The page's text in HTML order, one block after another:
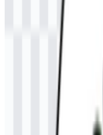
dokumen akademik,
berwarna membantu
sesuai tujuan dalam
Perkembangan
Sistem aset saat ini
PNG dan SVG, sehingga
aplikasi digital dan yang
Palet Warna